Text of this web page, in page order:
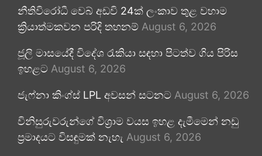
නීතිවිරෝධී වෙබ් අඩවි 24ක් ලංකාව තුළ වහාම
ක්‍රියාත්මකවන පරිදි තහනම් August 6, 2026
ජූලි මාසයේදී විදේශ රැකියා සඳහා පිටත්ව ගිය පිරිස
ඉහළට August 6, 2026
ජැෆ්නා කිංග්ස් LPL අවසන් සටනට August 6, 2026
විනිසුරුවරුන්ගේ විශ්‍රාම වයස ඉහළ දැමීමෙන් නඩු
ප්‍රමාදයට විසඳුමක් නැහැ August 6, 2026